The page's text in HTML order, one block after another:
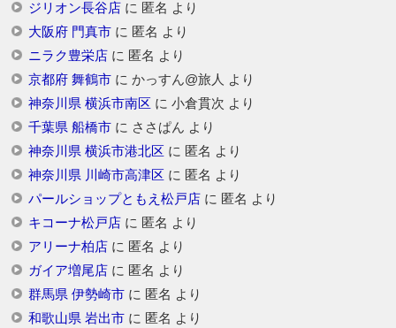
ジリオン長谷店に 匿名 より
大阪府 門真市に 匿名 より
ニラク豊栄店に 匿名 より
京都府 舞鶴市に かっすん@旅人 より
神奈川県 横浜市南区 に 小倉貫次 より
千葉県 船橋市に ささぱん より
神奈川県 横浜市港北区 に 匿名 より
神奈川県 川崎市高津区 に 匿名 より
パールショップともえ松戸店に 匿名 より
キコーナ松戸店に 匿名 より
アリーナ柏店に 匿名 より
ガイア増尾店に 匿名 より
群馬県 伊勢崎市に 匿名 より
和歌山県 岩出市に 匿名 より